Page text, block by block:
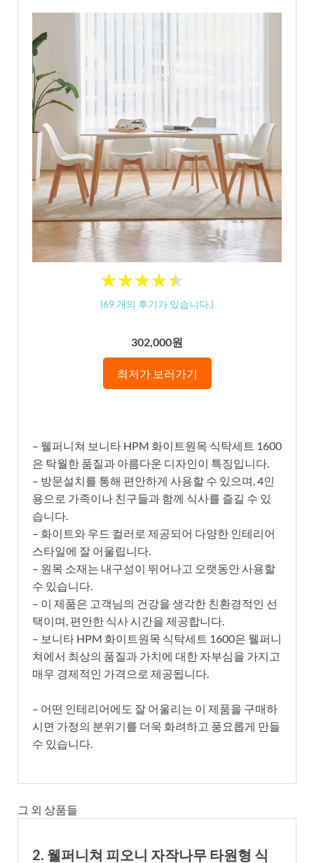
★★★★★
★★★★★
(69 개의 후기가 있습니다.)
302,000원
최저가 보러가기
– 웰퍼니쳐 보니타 HPM 화이트원목 식탁세트 1600
은 탁월한 품질과 아름다운 디자인이 특징입니다.
– 방문설치를 통해 편안하게 사용할 수 있으며, 4인
용으로 가족이나 친구들과 함께 식사를 즐길 수 있
습니다.
– 화이트와 우드 컬러로 제공되어 다양한 인테리어
스타일에 잘 어울립니다.
– 원목 소재는 내구성이 뛰어나고 오랫동안 사용할
수 있습니다.
– 이 제품은 고객님의 건강을 생각한 친환경적인 선
택이며, 편안한 식사 시간을 제공합니다.
– 보니타 HPM 화이트원목 식탁세트 1600은 웰퍼니
쳐에서 최상의 품질과 가치에 대한 자부심을 가지고
매우 경제적인 가격으로 제공됩니다.
– 어떤 인테리어에도 잘 어울리는 이 제품을 구매하
시면 가정의 분위기를 더욱 화려하고 풍요롭게 만들
수 있습니다.
그 외 상품들
2. 웰퍼니쳐 피오니 자작나무 타원형 식